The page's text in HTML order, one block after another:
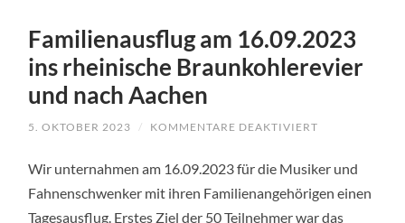
Familienausflug am 16.09.2023
ins rheinische Braunkohlerevier
und nach Aachen
5. OKTOBER 2023 / KOMMENTARE DEAKTIVIERT
16.09.2023
RHEINISCHE
Wir unternahmen am 16.09.2023 für die Musiker und
Fahnenschwenker mit ihren Familienangehörigen einen
Tagesausflug. Erstes Ziel der 50 Teilnehmer war das